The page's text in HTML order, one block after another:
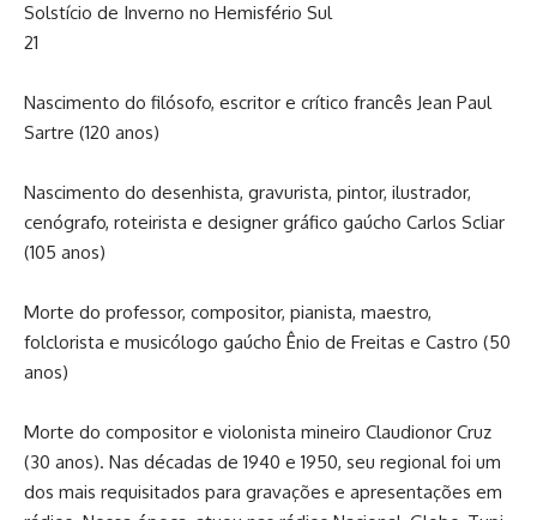
Solstício de Inverno no Hemisfério Sul
21
Nascimento do filósofo, escritor e crítico francês Jean Paul
Sartre (120 anos)
Nascimento do desenhista, gravurista, pintor, ilustrador,
cenógrafo, roteirista e designer gráfico gaúcho Carlos Scliar
(105 anos)
Morte do professor, compositor, pianista, maestro,
folclorista e musicólogo gaúcho Ênio de Freitas e Castro (50
anos)
Morte do compositor e violonista mineiro Claudionor Cruz
(30 anos). Nas décadas de 1940 e 1950, seu regional foi um
dos mais requisitados para gravações e apresentações em